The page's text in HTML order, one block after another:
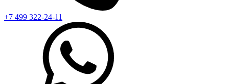
+7 499 322-24-11